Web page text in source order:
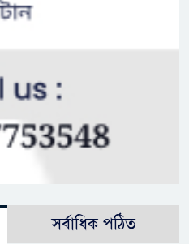
সর্বাধিক পঠিত